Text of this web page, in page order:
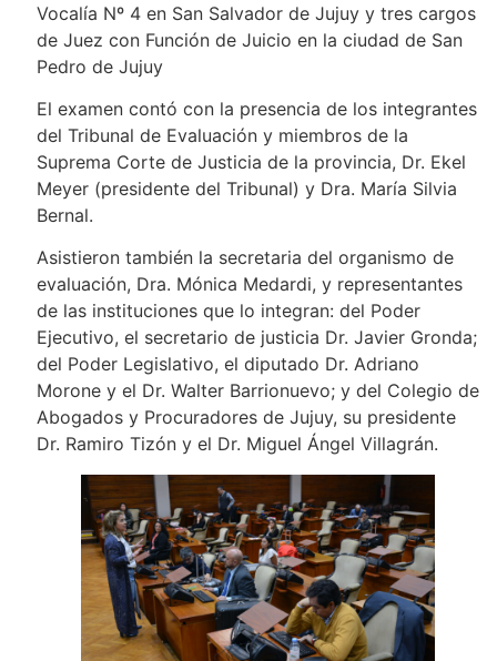
Vocalía Nº 4 en San Salvador de Jujuy y tres cargos
de Juez con Función de Juicio en la ciudad de San
Pedro de Jujuy
El examen contó con la presencia de los integrantes
del Tribunal de Evaluación y miembros de la
Suprema Corte de Justicia de la provincia, Dr. Ekel
Meyer (presidente del Tribunal) y Dra. María Silvia
Bernal.
Asistieron también la secretaria del organismo de
evaluación, Dra. Mónica Medardi, y representantes
de las instituciones que lo integran: del Poder
Ejecutivo, el secretario de justicia Dr. Javier Gronda;
del Poder Legislativo, el diputado Dr. Adriano
Morone y el Dr. Walter Barrionuevo; y del Colegio de
Abogados y Procuradores de Jujuy, su presidente
Dr. Ramiro Tizón y el Dr. Miguel Ángel Villagrán.